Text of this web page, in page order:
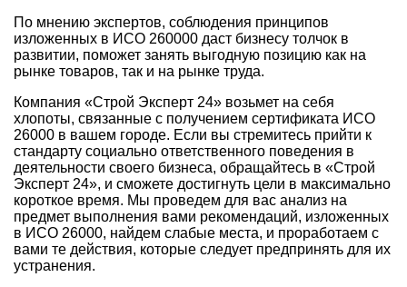
По мнению экспертов, соблюдения принципов
изложенных в ИСО 260000 даст бизнесу толчок в
развитии, поможет занять выгодную позицию как на
рынке товаров, так и на рынке труда.
Компания «Строй Эксперт 24» возьмет на себя
хлопоты, связанные с получением сертификата ИСО
26000 в вашем городе. Если вы стремитесь прийти к
стандарту социально ответственного поведения в
деятельности своего бизнеса, обращайтесь в «Строй
Эксперт 24», и сможете достигнуть цели в максимально
короткое время. Мы проведем для вас анализ на
предмет выполнения вами рекомендаций, изложенных
в ИСО 26000, найдем слабые места, и проработаем с
вами те действия, которые следует предпринять для их
устранения.